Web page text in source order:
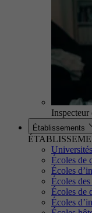
Établissements
Universités
Écoles de
Écoles
Écoles
Écoles de
Écoles